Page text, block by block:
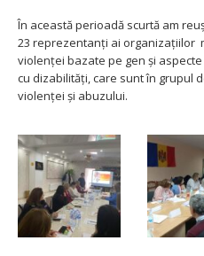
În această perioadă scurtă am
23 reprezentanți ai organizațiilor
violenței bazate pe gen și
cu dizabilități, care sunt în grupul
violenței și abuzului.